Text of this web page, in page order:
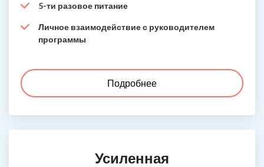
5-ти разовое питание
Личное взаимодействие с руководителем
программы
Подробнее
Усиленная